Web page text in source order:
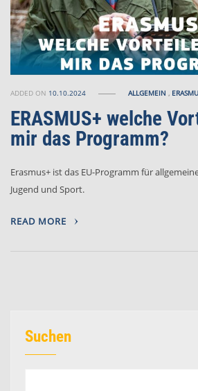
ADDED ON 10.10.2024 ALLGEMEIN ,
ERASMUS+ welche
mir das Programm?
Erasmus+ ist das EU-Programm für
Jugend und Sport.
READ MORE
Suchen